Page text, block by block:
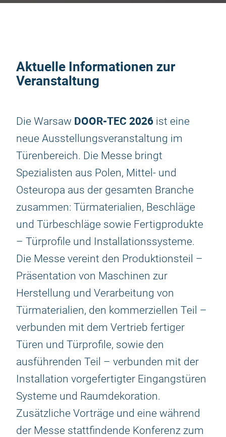
Aktuelle Informationen zur
Veranstaltung
Die Warsaw DOOR-TEC 2026 ist eine
neue Ausstellungsveranstaltung im
Türenbereich. Die Messe bringt
Spezialisten aus Polen, Mittel- und
Osteuropa aus der gesamten Branche
zusammen: Türmaterialien, Beschläge
und Türbeschläge sowie Fertigprodukte
– Türprofile und Installationssysteme.
Die Messe vereint den Produktionsteil –
Präsentation von Maschinen zur
Herstellung und Verarbeitung von
Türmaterialien, den kommerziellen Teil –
verbunden mit dem Vertrieb fertiger
Türen und Türprofile, sowie den
ausführenden Teil – verbunden mit der
Installation vorgefertigter Eingangstüren
Systeme und Raumdekoration.
Zusätzliche Vorträge und eine während
der Messe stattfindende Konferenz zum